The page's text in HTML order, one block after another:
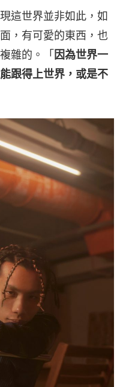
這世界並非如此，如
，有可愛的東西，也
雜的。「 因為世界一
跟得上世界，或是不